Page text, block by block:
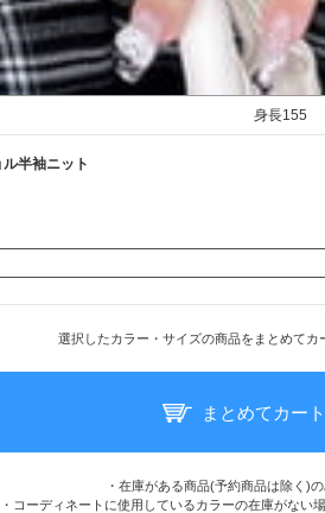
身長155
半袖ニット
選択したカラー・サイズの商品をまとめてカ
まとめてカー
・在庫がある商品(予約商品は除く)
・コーディネートに使用しているカラーの在庫がない